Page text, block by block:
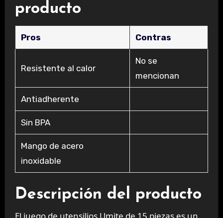
producto
Pros Contras
Resistente al calor
No se
mencionan
Antiadherente
Sin BPA
Mango de acero
inoxidable
Descripción del producto
El juego de utensilios Umite de 15 piezas es un